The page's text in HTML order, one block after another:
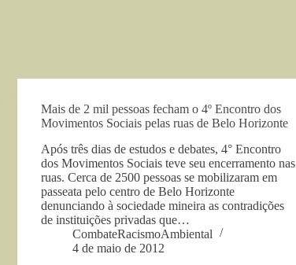
Mais de 2 mil pessoas fecham o 4º Encontro dos
Movimentos Sociais pelas ruas de Belo Horizonte
Após três dias de estudos e debates, 4° Encontro
dos Movimentos Sociais teve seu encerramento nas
ruas. Cerca de 2500 pessoas se mobilizaram em
passeata pelo centro de Belo Horizonte
denunciando à sociedade mineira as contradições
de instituições privadas que…
CombateRacismoAmbiental
4 de maio de 2012